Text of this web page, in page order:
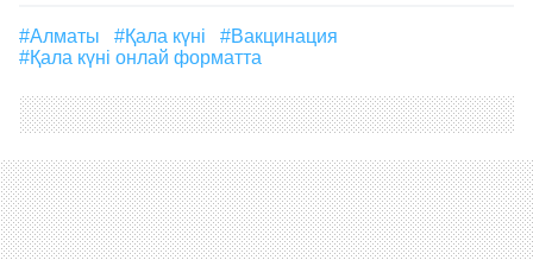
#Алматы #қала күні
#вакцинация
#қала күні онлай форматта